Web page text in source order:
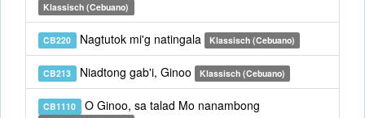
Klassisch (Cebuano)
CB220 Nagtutok mi'g natingala Klassisch (Cebuano)
CB213 Niadtong gab'i, Ginoo Klassisch (Cebuano)
CB1110 O Ginoo, sa talad Mo nanambong